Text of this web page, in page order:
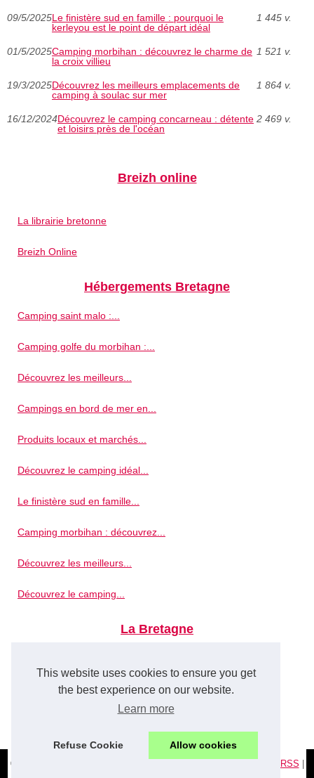
This website uses cookies to ensure you get
the best experience on our website.
Learn more
Refuse Cookie Allow cookies
09/5/2025Le finistère sud en famille : pourquoi le
kerleyou est le point de départ idéal
1 445 v.
01/5/2025Camping morbihan : découvrez le charme de
la croix villieu
1 521 v.
19/3/2025Découvrez les meilleurs emplacements de
camping à soulac sur mer
1 864 v.
16/12/2024Découvrez le camping concarneau : détente
et loisirs près de l'océan
2 469 v.
Breizh online
La librairie bretonne
Breizh Online
Hébergements Bretagne
Camping saint malo :...
Camping golfe du morbihan :...
Découvrez les meilleurs...
Campings en bord de mer en...
Produits locaux et marchés...
Découvrez le camping idéal...
Le finistère sud en famille...
Camping morbihan : découvrez...
Découvrez les meilleurs...
Découvrez le camping...
La Bretagne
Les plus beaux spots pour...
© 2026 RSS